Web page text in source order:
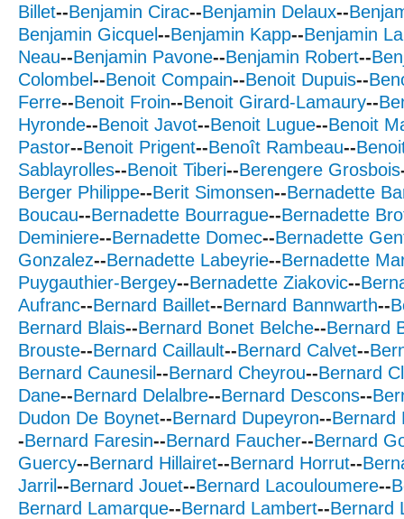
Billet--Benjamin Cirac--Benjamin Delaux--
Benjamin Gicquel--Benjamin Kapp--Benjamin
Neau--Benjamin Pavone--Benjamin Robert--
Colombel--Benoit Compain--Benoit Dupuis--
Ferre--Benoit Froin--Benoit Girard-Lamaury--
Hyronde--Benoit Javot--Benoit Lugue--Benoit
Pastor--Benoit Prigent--Benoît Rambeau--
Sablayrolles--Benoit Tiberi--Berengere Grosbois
Berger Philippe--Berit Simonsen--Bernadette
Boucau--Bernadette Bourrague--Bernadette
Deminiere--Bernadette Domec--Bernadette
Gonzalez--Bernadette Labeyrie--Bernadette
Puygauthier-Bergey--Bernadette Ziakovic--
Aufranc--Bernard Baillet--Bernard Bannwarth--
Bernard Blais--Bernard Bonet Belche--Bernard
Brouste--Bernard Caillault--Bernard Calvet--
Bernard Caunesil--Bernard Cheyrou--Bernard
Dane--Bernard Delalbre--Bernard Descons--
Dudon De Boynet--Bernard Dupeyron--Bernard
-Bernard Faresin--Bernard Faucher--Bernard
Guercy--Bernard Hillairet--Bernard Horrut--
Jarril--Bernard Jouet--Bernard Lacouloumere--
Bernard Lamarque--Bernard Lambert--Bernard